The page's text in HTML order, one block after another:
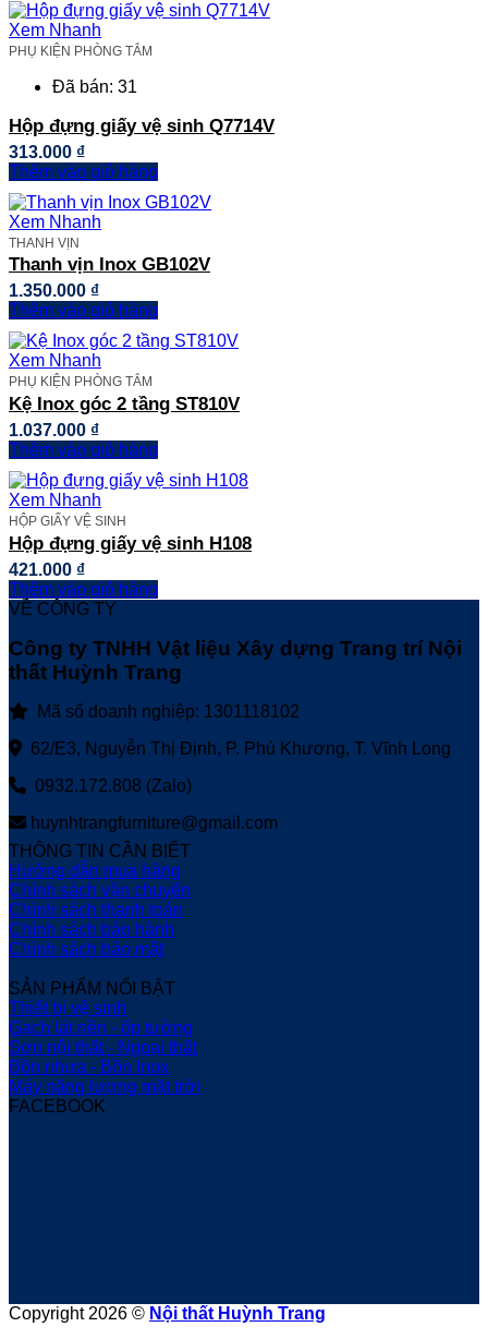
Xem Nhanh
PHỤ KIỆN PHÒNG TẮM
Đã bán: 31
Hộp đựng giấy vệ sinh Q7714V
313.000 ₫
Thêm vào giỏ hàng
Xem Nhanh
THANH VỊN
Thanh vịn Inox GB102V
1.350.000 ₫
Thêm vào giỏ hàng
Xem Nhanh
PHỤ KIỆN PHÒNG TẮM
Kệ Inox góc 2 tầng ST810V
1.037.000 ₫
Thêm vào giỏ hàng
Xem Nhanh
HỘP GIẤY VỆ SINH
Hộp đựng giấy vệ sinh H108
421.000 ₫
Thêm vào giỏ hàng
VỀ CÔNG TY
Công ty TNHH Vật liệu Xây dựng Trang trí Nội
thất Huỳnh Trang
Mã số doanh nghiệp: 1301118102
62/E3, Nguyễn Thị Định, P. Phú Khương, T. Vĩnh Long
0932.172.808 (Zalo)
huynhtrangfurniture@gmail.com
THÔNG TIN CẦN BIẾT
Hướng dẫn mua hàng
Chính sách vận chuyển
Chính sách thanh toán
Chính sách bảo hành
Chính sách bảo mật
SẢN PHẨM NỔI BẬT
Thiết bị vệ sinh
Gạch lát nền - ốp tường
Sơn nội thất - Ngoại thất
Bồn nhựa - Bồn Inox
Máy năng lượng mặt trời
FACEBOOK
Copyright 2026 © Nội thất Huỳnh Trang